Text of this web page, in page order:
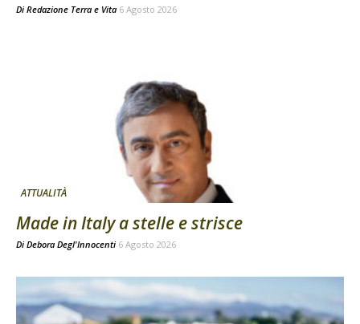
Di Redazione Terra e Vita 6 Agosto 2026
ATTUALITÀ
Made in Italy a stelle e strisce
Di Debora Degl'Innocenti 6 Agosto 2026